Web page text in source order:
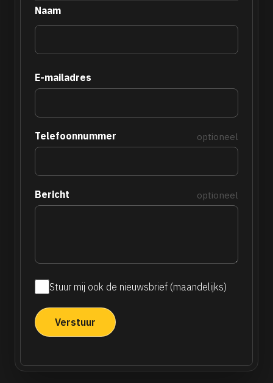
Naam
E-mailadres
Telefoonnummer optioneel
Bericht optioneel
Maandelijkse
nieuwsbrief
Stuur mij ook de nieuwsbrief (maandelijks)